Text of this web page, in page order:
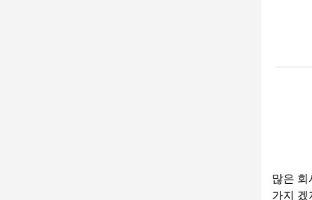
많은 회
가지 겠